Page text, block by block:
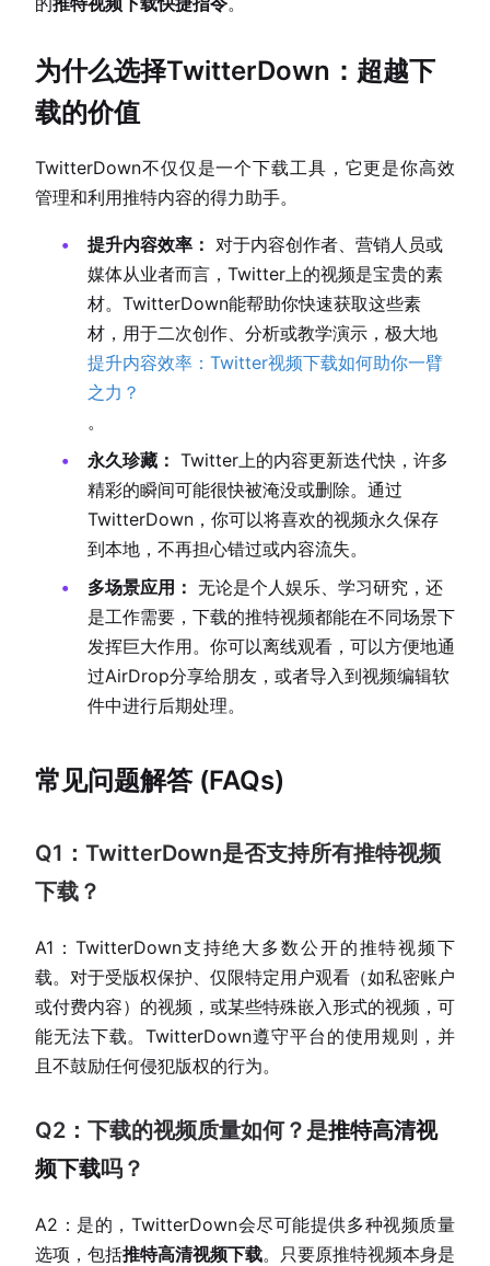
为什么选择TwitterDown：超越下
载的价值
TwitterDown不仅仅是一个下载工具，它更是你高效
管理和利用推特内容的得力助手。
提升内容效率： 对于内容创作者、营销人员或
媒体从业者而言，Twitter上的视频是宝贵的素
材。TwitterDown能帮助你快速获取这些素
材，用于二次创作、分析或教学演示，极大地
提升内容效率：Twitter视频下载如何助你一臂
之力？
。
永久珍藏： Twitter上的内容更新迭代快，许多
精彩的瞬间可能很快被淹没或删除。通过
TwitterDown，你可以将喜欢的视频永久保存
到本地，不再担心错过或内容流失。
多场景应用： 无论是个人娱乐、学习研究，还
是工作需要，下载的推特视频都能在不同场景下
发挥巨大作用。你可以离线观看，可以方便地通
过AirDrop分享给朋友，或者导入到视频编辑软
件中进行后期处理。
常见问题解答 (FAQs)
Q1：TwitterDown是否支持所有推特视频
下载？
A1：TwitterDown支持绝大多数公开的推特视频下
载。对于受版权保护、仅限特定用户观看（如私密账户
或付费内容）的视频，或某些特殊嵌入形式的视频，可
能无法下载。TwitterDown遵守平台的使用规则，并
且不鼓励任何侵犯版权的行为。
Q2：下载的视频质量如何？是推特高清视
频下载吗？
A2：是的，TwitterDown会尽可能提供多种视频质量
选项，包括推特高清视频下载。只要原推特视频本身是